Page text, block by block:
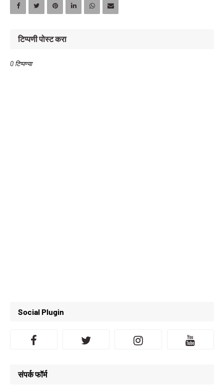
टिप्पणी पोस्ट करा
0 टिप्पण्या
Social Plugin
संपर्क फॉर्म